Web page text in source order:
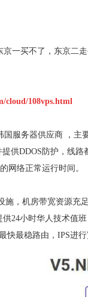
一买不了，东京二
cloud/108vps.html
国服务器供应商 ，
供DDOS防护，线
网络正常运行时间。
施，机房带宽资源充
24小时华人技术值
快最稳路由，IPS进